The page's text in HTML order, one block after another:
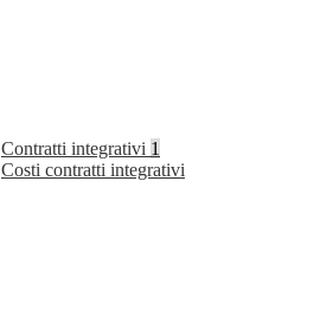
Contratti integrativi 1
Costi contratti integrativi